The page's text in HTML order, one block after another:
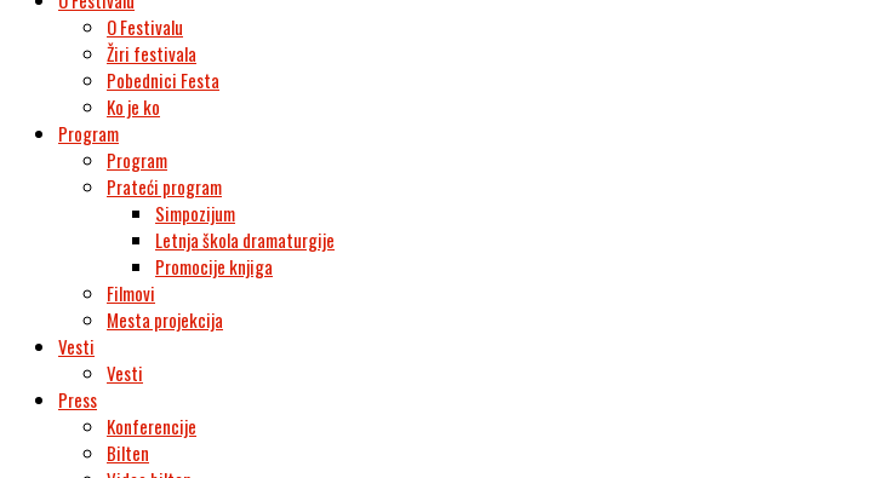
O Festivalu
Žiri festivala
Pobednici Festa
Ko je ko
Program
Program
Prateći program
Simpozijum
Letnja škola dramaturgije
Promocije knjiga
Filmovi
Mesta projekcija
Vesti
Vesti
Press
Konferencije
Bilten